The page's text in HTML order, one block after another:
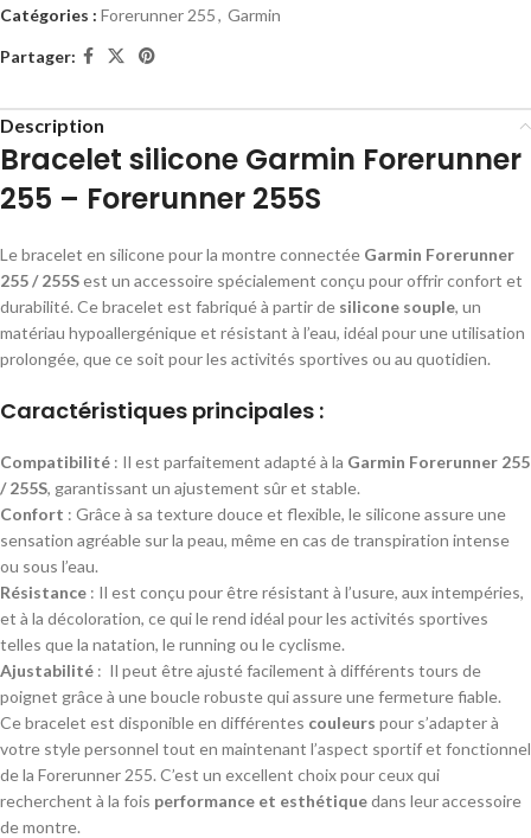
Catégories : Forerunner 255, Garmin
Partager:
Description
Bracelet silicone Garmin Forerunner
255 – Forerunner 255S
Le bracelet en silicone pour la montre connectée Garmin Forerunner
255 / 255Sest un accessoire spécialement conçu pour offrir confort et
durabilité. Ce bracelet est fabriqué à partir de silicone souple, un
matériau hypoallergénique et résistant à l’eau, idéal pour une utilisation
prolongée, que ce soit pour les activités sportives ou au quotidien.
Caractéristiques principales :
Compatibilité : Il est parfaitement adapté à la Garmin Forerunner 255
/ 255S, garantissant un ajustement sûr et stable.
Confort : Grâce à sa texture douce et flexible, le silicone assure une
sensation agréable sur la peau, même en cas de transpiration intense
ou sous l’eau.
Résistance : Il est conçu pour être résistant à l’usure, aux intempéries,
et à la décoloration, ce qui le rend idéal pour les activités sportives
telles que la natation, le running ou le cyclisme.
Ajustabilité : Il peut être ajusté facilement à différents tours de
poignet grâce à une boucle robuste qui assure une fermeture fiable.
Ce bracelet est disponible en différentes couleurs pour s’adapter à
votre style personnel tout en maintenant l’aspect sportif et fonctionnel
de la Forerunner 255. C’est un excellent choix pour ceux qui
recherchent à la fois performance et esthétiquedans leur accessoire
de montre.